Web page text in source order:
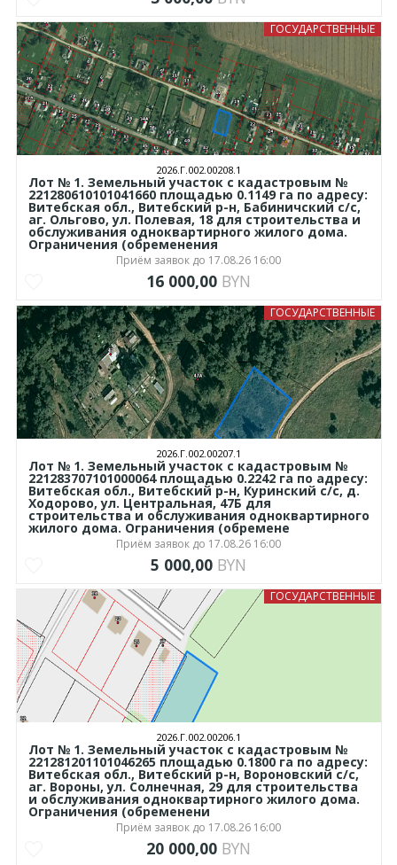
ГОСУДАРСТВЕННЫЕ
2026.Г.002.00208.1
Лот № 1. Земельный участок с кадастровым №
221280610101041660 площадью 0.1149 га по адресу:
Витебская обл., Витебский р-н, Бабиничский с/с,
аг. Ольгово, ул. Полевая, 18 для строительства и
обслуживания одноквартирного жилого дома.
Ограничения (обременения
Приём заявок до 17.08.26 16:00
16 000,00 BYN
ГОСУДАРСТВЕННЫЕ
2026.Г.002.00207.1
Лот № 1. Земельный участок с кадастровым №
221283707101000064 площадью 0.2242 га по адресу:
Витебская обл., Витебский р-н, Куринский с/с, д.
Ходорово, ул. Центральная, 47Б для
строительства и обслуживания одноквартирного
жилого дома. Ограничения (обремене
Приём заявок до 17.08.26 16:00
5 000,00 BYN
ГОСУДАРСТВЕННЫЕ
2026.Г.002.00206.1
Лот № 1. Земельный участок с кадастровым №
221281201101046265 площадью 0.1800 га по адресу:
Витебская обл., Витебский р-н, Вороновский с/с,
аг. Вороны, ул. Солнечная, 29 для строительства
и обслуживания одноквартирного жилого дома.
Ограничения (обременени
Приём заявок до 17.08.26 16:00
20 000,00 BYN